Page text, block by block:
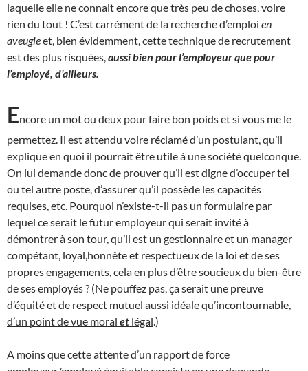
laquelle elle ne connait encore que très peu de choses, voire
rien du tout ! C’est carrément de la recherche d’emploi en
aveugleet, bien évidemment, cette technique de recrutement
est des plus risquées, aussi bien pour l’employeur que pour
l’employé, d’ailleurs.
Encore un mot ou deux pour faire bon poids et si vous me le
permettez. Il est attendu voire réclamé d’un postulant, qu’il
explique en quoi il pourrait être utile à une société quelconque.
On lui demande donc de prouver qu’il est digne d’occuper tel
ou tel autre poste, d’assurer qu’il possède les capacités
requises, etc. Pourquoi n’existe-t-il pas un formulaire par
lequel ce serait le futur employeur qui serait invité à
démontrer à son tour, qu’il est un gestionnaire et un manager
compétant, loyal,honnête et respectueux de la loi et de ses
propres engagements, cela en plus d’être soucieux du bien-être
de ses employés ? (Ne pouffez pas, ça serait une preuve
d’équité et de respect mutuel aussi idéale qu’incontournable,
d’un point de vue moral et légal .)
A moins que cette attente d’un rapport de force